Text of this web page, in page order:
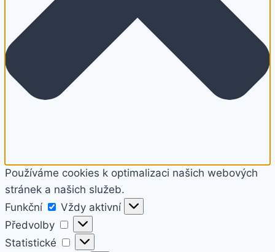
Používáme cookies k optimalizaci našich webových
stránek a našich služeb.
Funkční
Funkční
Vždy aktivní
Předvolby
Předvolby
Statistické
Statistické